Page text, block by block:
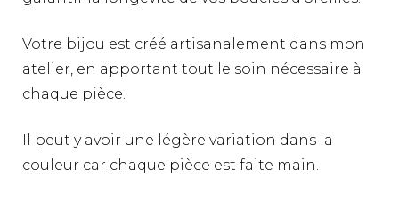
Votre bijou est créé artisanalement dans mon
atelier, en apportant tout le soin nécessaire à
chaque pièce.
Il peut y avoir une légère variation dans la
couleur car chaque pièce est faite main.